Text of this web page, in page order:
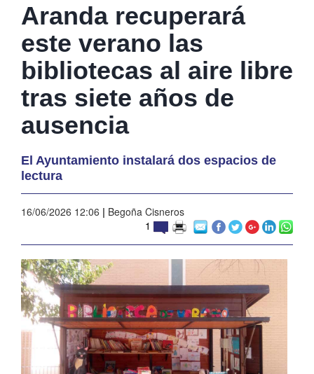
Aranda recuperará
este verano las
bibliotecas al aire libre
tras siete años de
ausencia
El Ayuntamiento instalará dos espacios de
lectura
16/06/2026 12:06 | Begoña Cisneros
1